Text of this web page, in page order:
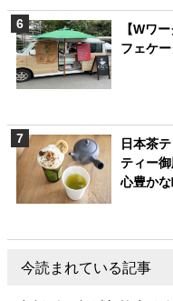
【Wワ
フェケ
日本茶
ティー
心豊かな
今読まれている記事